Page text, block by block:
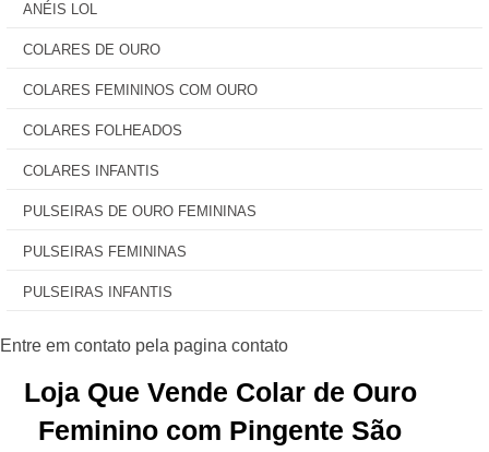
ANÉIS LOL
COLARES DE OURO
COLARES FEMININOS COM OURO
COLARES FOLHEADOS
COLARES INFANTIS
PULSEIRAS DE OURO FEMININAS
PULSEIRAS FEMININAS
PULSEIRAS INFANTIS
Loja Que Vende Colar de Ouro
Feminino com Pingente São